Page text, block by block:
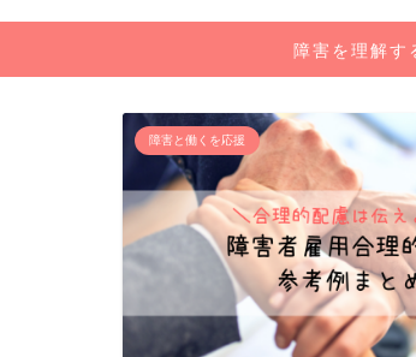
障害を理解す
障害と働くを応援